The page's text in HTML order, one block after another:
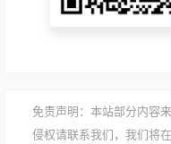
免责声明：本站部分内容
侵权请联系我们，我们将